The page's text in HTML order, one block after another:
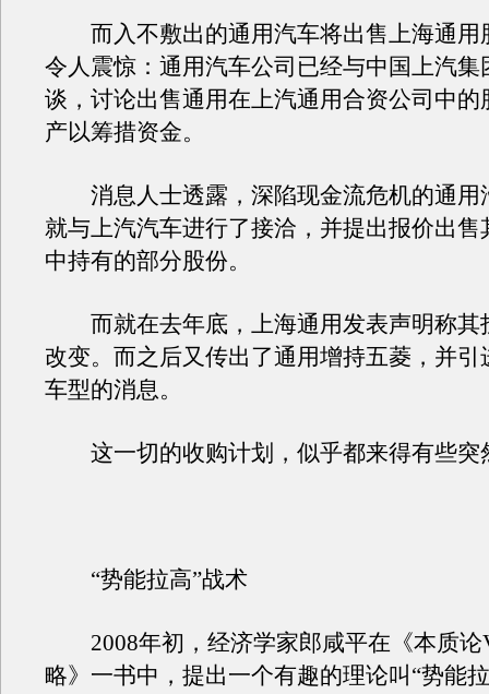
而入不敷出的通用汽车将出售上海通用
令人震惊：通用汽车公司已经与中国上汽集
谈，讨论出售通用在上汽通用合资公司中的
产以筹措资金。
消息人士透露，深陷现金流危机的通用
就与上汽汽车进行了接洽，并提出报价出售
中持有的部分股份。
而就在去年底，上海通用发表声明称其
改变。而之后又传出了通用增持五菱，并引
车型的消息。
这一切的收购计划，似乎都来得有些突
“势能拉高”战术
2008年初，经济学家郎咸平在《本质论
略》一书中，提出一个有趣的理论叫“势能